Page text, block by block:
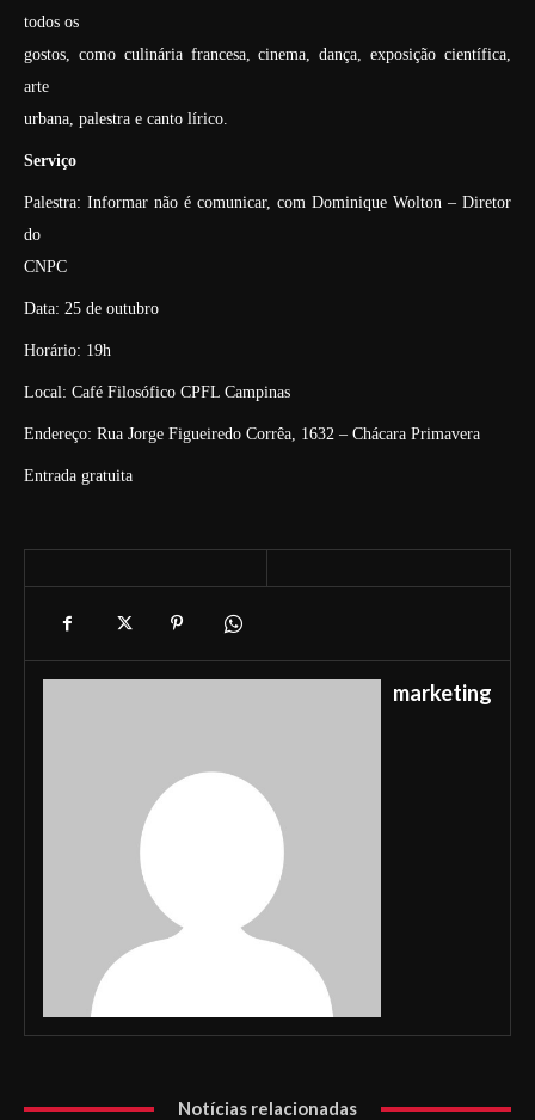
todos os
gostos, como culinária francesa, cinema, dança, exposição científica,
arte
urbana, palestra e canto lírico.
Serviço
Palestra: Informar não é comunicar, com Dominique Wolton – Diretor
do
CNPC
Data: 25 de outubro
Horário: 19h
Local: Café Filosófico CPFL Campinas
Endereço: Rua Jorge Figueiredo Corrêa, 1632 – Chácara Primavera
Entrada gratuita
marketing
Notícias relacionadas